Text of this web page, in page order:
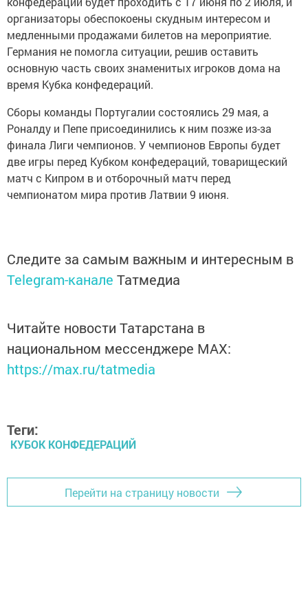
организаторы обеспокоены скудным интересом и
медленными продажами билетов на мероприятие.
Германия не помогла ситуации, решив оставить
основную часть своих знаменитых игроков дома на
время Кубка конфедераций.
Сборы команды Португалии состоялись 29 мая, а
Роналду и Пепе присоединились к ним позже из-за
финала Лиги чемпионов. У чемпионов Европы будет
две игры перед Кубком конфедераций, товарищеский
матч с Кипром в и отборочный матч перед
чемпионатом мира против Латвии 9 июня.
Следите за самым важным и интересным в
Telegram-канале Татмедиа
Читайте новости Татарстана в
национальном мессенджере MАХ:
https://max.ru/tatmedia
Теги:
КУБОК КОНФЕДЕРАЦИЙ
Перейти на страницу новости